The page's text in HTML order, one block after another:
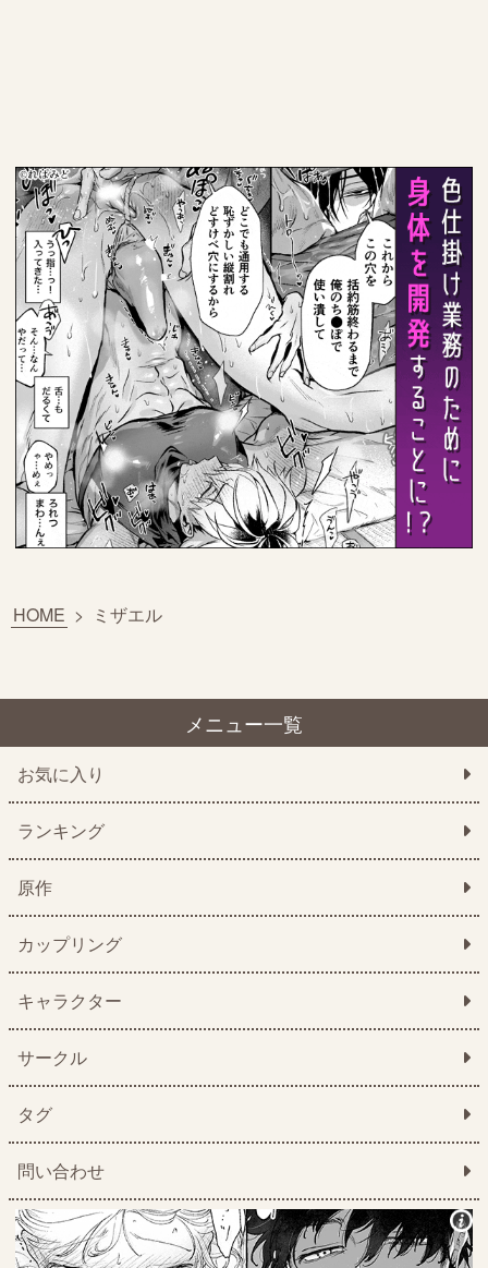
HOME > ミザエル
メニュー一覧
お気に入り
ランキング
原作
カップリング
キャラクター
サークル
タグ
問い合わせ